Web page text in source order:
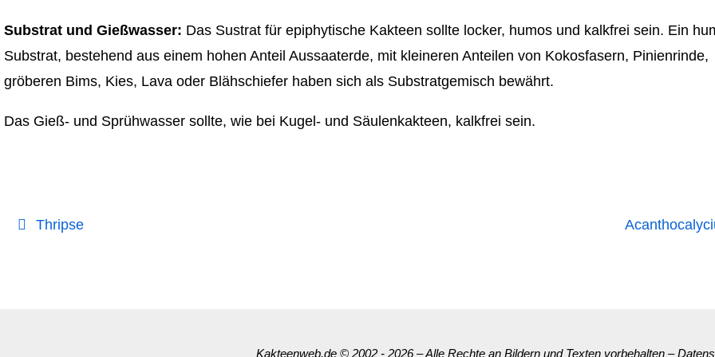
Substrat und Gießwasser: Das Sustrat für epiphytische Kakteen sollte locker, humos und kalkfrei sein. Ein
Substrat, bestehend aus einem hohen Anteil Aussaaterde, mit kleineren Anteilen von Kokosfasern, Pinienrinde,
gröberen Bims, Kies, Lava oder Blähschiefer haben sich als Substratgemisch bewährt.
Das Gieß- und Sprühwasser sollte, wie bei Kugel- und Säulenkakteen, kalkfrei sein.
Thripse
Kakteenweb.de © 2002 - 2026 – Alle Rechte an Bildern und Texten vorbehalten –